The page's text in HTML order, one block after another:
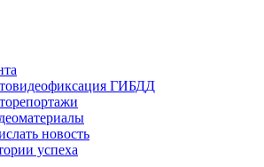
ГИБДД
новость
успеха